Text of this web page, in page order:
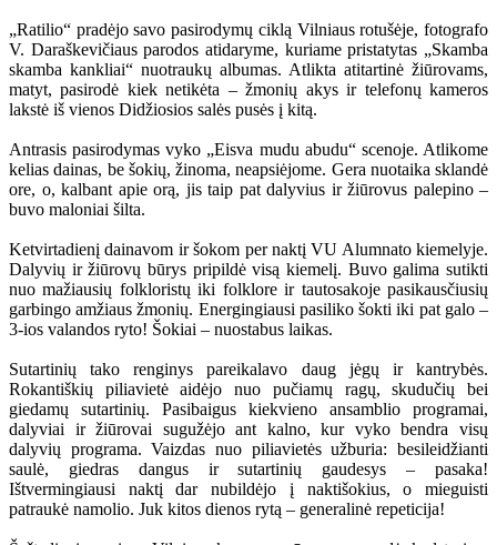
„Ratilio“ pradėjo savo pasirodymų ciklą Vilniaus rotušėje, fotografo
V. Daraškevičiaus parodos atidaryme, kuriame pristatytas „Skamba
skamba kankliai“ nuotraukų albumas. Atlikta atitartinė žiūrovams,
matyt, pasirodė kiek netikėta – žmonių akys ir telefonų kameros
lakstė iš vienos Didžiosios salės pusės į kitą.
Antrasis pasirodymas vyko „Eisva mudu abudu“ scenoje. Atlikome
kelias dainas, be šokių, žinoma, neapsiėjome. Gera nuotaika sklandė
ore, o, kalbant apie orą, jis taip pat dalyvius ir žiūrovus palepino –
buvo maloniai šilta.
Ketvirtadienį dainavom ir šokom per naktį VU Alumnato kiemelyje.
Dalyvių ir žiūrovų būrys pripildė visą kiemelį. Buvo galima sutikti
nuo mažiausių folkloristų iki folklore ir tautosakoje pasikausčiusių
garbingo amžiaus žmonių. Energingiausi pasiliko šokti iki pat galo –
3-ios valandos ryto! Šokiai – nuostabus laikas.
Sutartinių tako renginys pareikalavo daug jėgų ir kantrybės.
Rokantiškių piliavietė aidėjo nuo pučiamų ragų, skudučių bei
giedamų sutartinių. Pasibaigus kiekvieno ansamblio programai,
dalyviai ir žiūrovai sugužėjo ant kalno, kur vyko bendra visų
dalyvių programa. Vaizdas nuo piliavietės užburia: besileidžianti
saulė, giedras dangus ir sutartinių gaudesys – pasaka!
Ištvermingiausi naktį dar nubildėjo į naktišokius, o mieguisti
patraukė namolio. Juk kitos dienos rytą – generalinė repeticija!